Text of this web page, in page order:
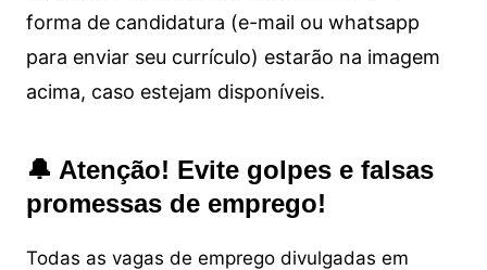
forma de candidatura (e-mail ou whatsapp
para enviar seu currículo) estarão na imagem
acima, caso estejam disponíveis.
🔔 Atenção! Evite golpes e falsas
promessas de emprego!
Todas as vagas de emprego divulgadas em